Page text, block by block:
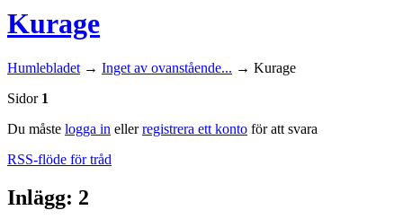
Kurage
Humlebladet → Inget av ovanstående... → Kurage
Sidor 1
Du måste logga in ellerregistrera ett konto för att svara
RSS-flöde för tråd
Inlägg: 2